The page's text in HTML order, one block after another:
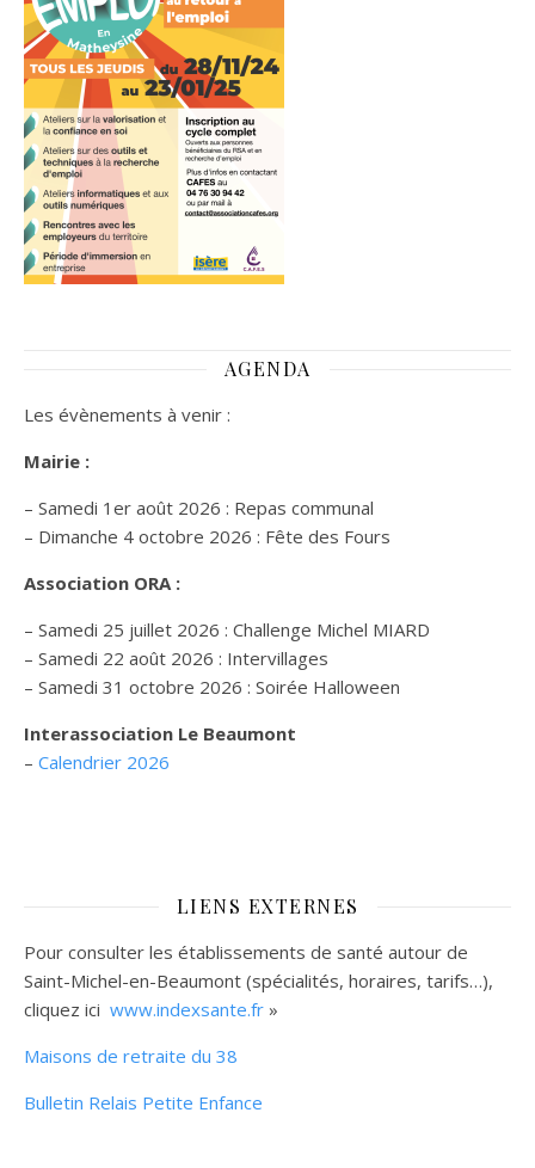
AGENDA
Les évènements à venir :
Mairie :
– Samedi 1er août 2026 : Repas communal
– Dimanche 4 octobre 2026 : Fête des Fours
Association ORA :
– Samedi 25 juillet 2026 : Challenge Michel MIARD
– Samedi 22 août 2026 : Intervillages
– Samedi 31 octobre 2026 : Soirée Halloween
Interassociation Le Beaumont
– Calendrier 2026
LIENS EXTERNES
Pour consulter les établissements de santé autour de
Saint-Michel-en-Beaumont (spécialités, horaires, tarifs…),
cliquez ici www.indexsante.fr »
Maisons de retraite du 38
Bulletin Relais Petite Enfance